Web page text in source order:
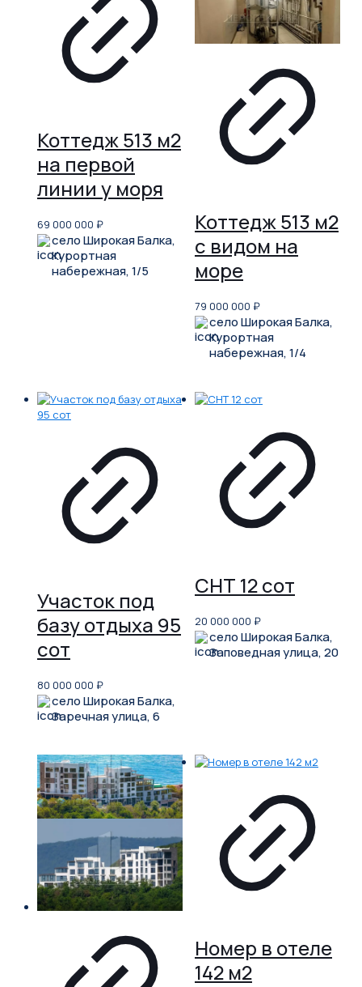
Коттедж 513 м2
на первой
линии у моря
69 000 000 ₽
село Широкая Балка,
Курортная
набережная, 1/5
Коттедж 513 м2
с видом на
море
79 000 000 ₽
село Широкая Балка,
Курортная
набережная, 1/4
Участок под
базу отдыха 95
сот
80 000 000 ₽
село Широкая Балка,
Заречная улица, 6
СНТ 12 сот
20 000 000 ₽
село Широкая Балка,
Заповедная улица, 20
Номер в отеле
142 м2